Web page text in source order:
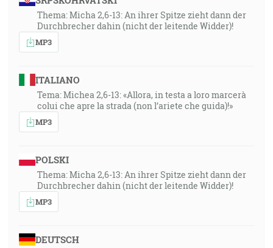
Thema: Micha 2,6-13: An ihrer Spitze zieht dann der
Durchbrecher dahin (nicht der leitende Widder)!
MP3
ITALIANO
Tema: Michea 2,6-13: «Allora, in testa a loro marcerà
colui che apre la strada (non l’ariete che guida)!»
MP3
POLSKI
Thema: Micha 2,6-13: An ihrer Spitze zieht dann der
Durchbrecher dahin (nicht der leitende Widder)!
MP3
DEUTSCH